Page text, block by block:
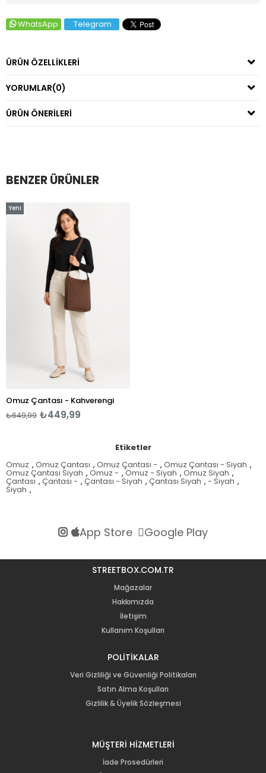
WhatsApp Telegram
ÜRÜN ÖZELLIKLERI
YORUMLAR(0)
ÜRÜN ÖNERILERI
BENZER ÜRÜNLER
Omuz Çantası - Kahverengi
₺449,99
₺649,99
Yeni
Etiketler
Omuz , Omuz Çantası , Omuz Çantası - , Omuz Çantası - Siyah ,
Omuz Çantası Siyah , Omuz - , Omuz - Siyah , Omuz Siyah ,
Çantası , Çantası - , Çantası - Siyah , Çantası Siyah , - Siyah ,
Siyah ,
App Store Google Play
STREETBOX.COM.TR
Mağazalar
Hakkımızda
İletişim
Kullanım Koşulları
POLİTİKALAR
Veri Gizliliği ve Güvenliği Politikaları
Satın Alma Koşulları
Gizlilik & Üyelik Sözleşmesi
MÜŞTERİ HİZMETLERİ
İade Prosedürleri